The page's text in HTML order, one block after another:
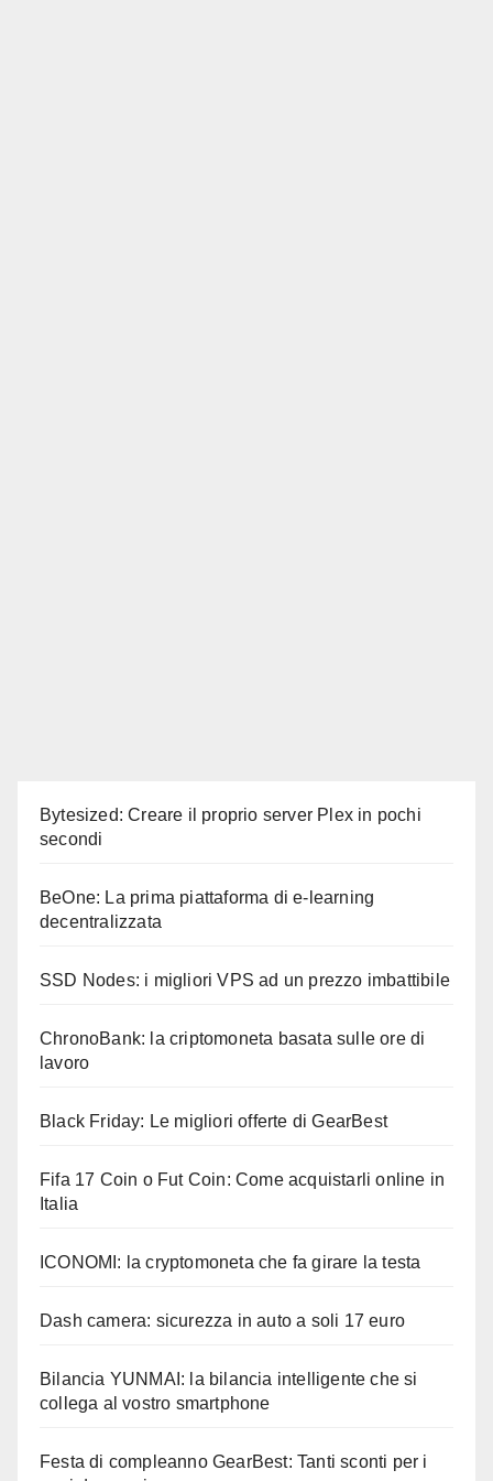
Bytesized: Creare il proprio server Plex in pochi
secondi
BeOne: La prima piattaforma di e-learning
decentralizzata
SSD Nodes: i migliori VPS ad un prezzo imbattibile
ChronoBank: la criptomoneta basata sulle ore di
lavoro
Black Friday: Le migliori offerte di GearBest
Fifa 17 Coin o Fut Coin: Come acquistarli online in
Italia
ICONOMI: la cryptomoneta che fa girare la testa
Dash camera: sicurezza in auto a soli 17 euro
Bilancia YUNMAI: la bilancia intelligente che si
collega al vostro smartphone
Festa di compleanno GearBest: Tanti sconti per i